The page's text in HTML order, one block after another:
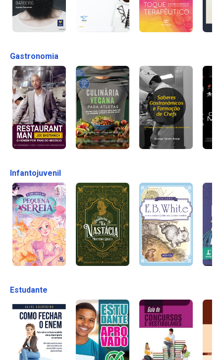
Gastronomia
Infantojuvenil
Estudante